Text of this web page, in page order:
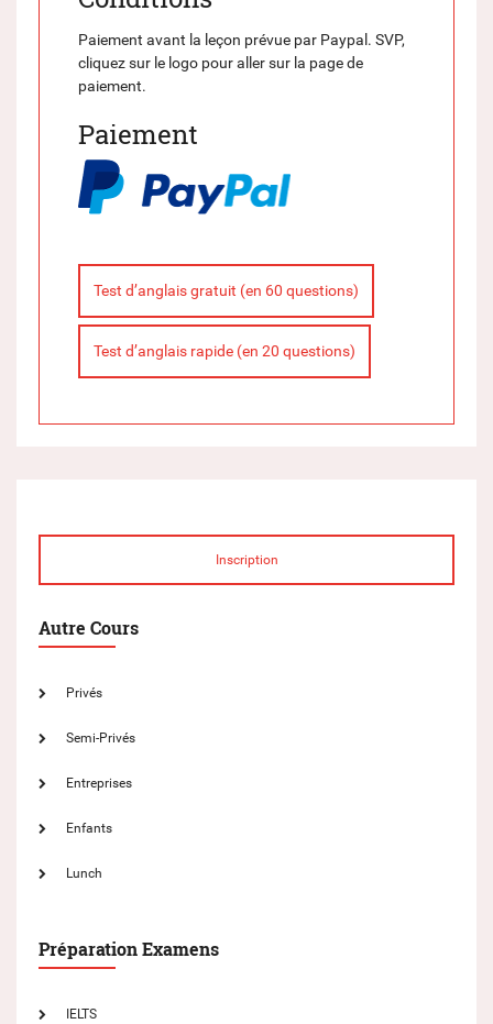
Paiement avant la leçon prévue par Paypal. SVP,
cliquez sur le logo pour aller sur la page de
paiement.
Paiement
Test d’anglais gratuit (en 60 questions)
Test d’anglais rapide (en 20 questions)
Inscription
Autre Cours
Privés
Semi-Privés
Entreprises
Enfants
Lunch
Préparation Examens
IELTS